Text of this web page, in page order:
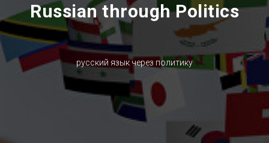
Russian through Politics
русский язык через политику